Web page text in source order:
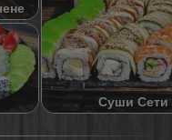
Суши Сети